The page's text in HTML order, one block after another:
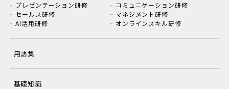
プレゼンテーション研修
コミュニケーション研修
セールス研修
マネジメント研修
AI活用研修
オンラインスキル研修
用語集
基礎知識